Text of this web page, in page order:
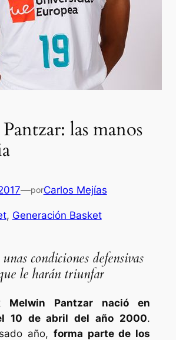
las manos
—porCarlos Mejías
, Generación Basket
condiciones defensivas
le harán triunfar
Melwin Pantzar nació en
10 de abril del año 2000.
año, forma parte de los